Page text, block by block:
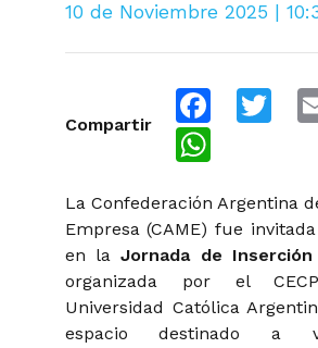
10 de Noviembre 2025 |
Compartir
Facebook
La Confederación Argentina
Empresa (CAME) fue
en laJornada de
organizada por el
Universidad Católica
espacio destinado a